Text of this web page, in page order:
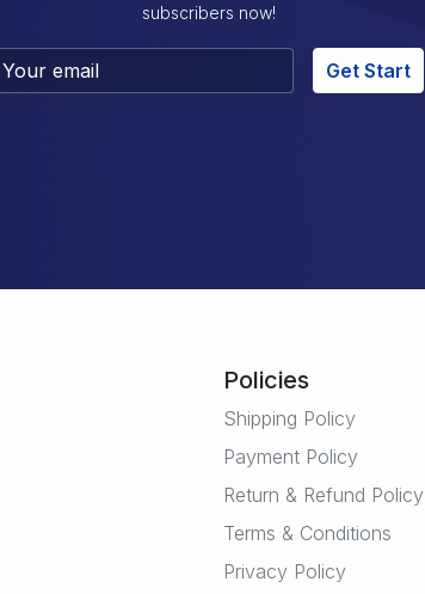
subscribers now!
Get Start
Policies
Shipping Policy
Payment Policy
Return & Refund Policy
Terms & Conditions
Privacy Policy